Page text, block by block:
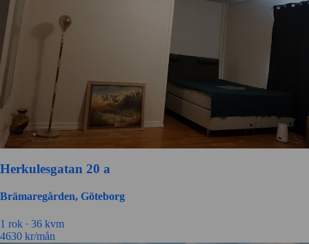
Herkulesgatan 20 a
Brämaregården, Göteborg
1 rok ∙ 36 kvm
4630 kr/mån